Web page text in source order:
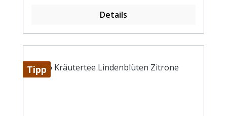
Ziehzeit: max.10 min.Details
Tipp